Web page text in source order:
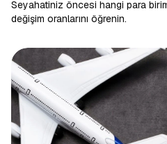
Seyahatiniz öncesi hangi para
değişim oranlarını öğrenin.